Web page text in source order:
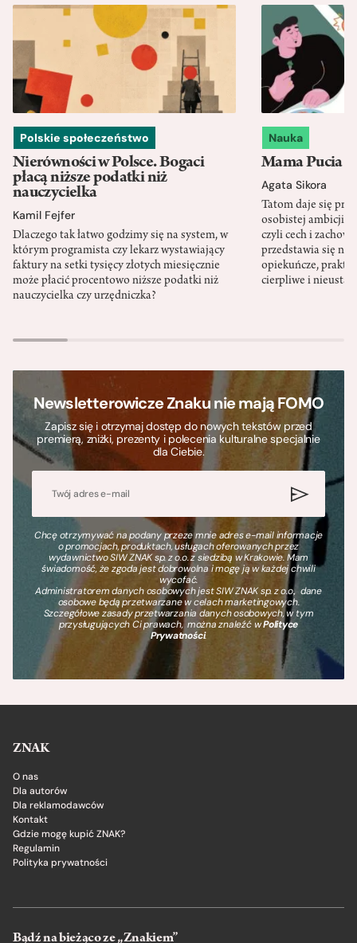
Polskie społeczeństwo
Nierówności w Polsce. Bogaci
płacą niższe podatki niż
nauczycielka
Kamil Fejfer
Dlaczego tak łatwo godzimy się na system, w
którym programista czy lekarz wystawiający
faktury na setki tysięcy złotych miesięcznie
może płacić procentowo niższe podatki niż
nauczycielka czy urzędniczka?
Nauka
Mama Pucia
Agata Sikora
Tatom daje się
osobistej ambicji,
czyli cech i
przedstawia się
opiekuńcze,
cierpliwe i
Newsletterowicze Znaku nie mają FOMO
Zapisz się i otrzymaj dostęp do nowych tekstów przed
premierą, zniżki, prezenty i polecenia kulturalne specjalnie
dla Ciebie.
Chcę otrzymywać na podany przeze mnie adres e-mail informacje
o promocjach, produktach, usługach oferowanych przez
wydawnictwo SIW ZNAK sp. z o.o. z siedzibą w Krakowie. Mam
świadomość, że zgoda jest dobrowolna i mogę ją w każdej chwili
wycofać.
Administratorem danych osobowych jest SIW ZNAK sp. z o.o., dane
osobowe będą przetwarzane w celach marketingowych.
Szczegółowe zasady przetwarzania danych osobowych, w tym
przysługujących Ci prawach, można znaleźć wPolityce
Prywatności.
ZNAK
O nas
Dla autorów
Dla reklamodawców
Kontakt
Gdzie mogę kupić ZNAK?
Regulamin
Polityka prywatności
Bądź na bieżąco ze „Znakiem”